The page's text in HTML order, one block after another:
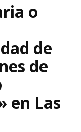
o
de
de
en Las